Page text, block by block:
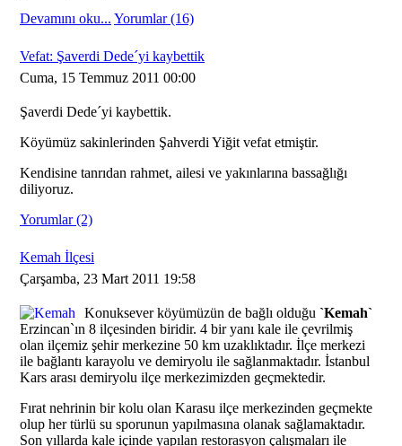
Devamını oku... Yorumlar (16)
Vefat: Şaverdi Dede´yi kaybettik
Cuma, 15 Temmuz 2011 00:00
Şaverdi Dede´yi kaybettik.
Köyümüz sakinlerinden Şahverdi Yiğit vefat etmiştir.
Kendisine tanrıdan rahmet, ailesi ve yakınlarına bassağlığı
diliyoruz.
Yorumlar (2)
Kemah İlçesi
Çarşamba, 23 Mart 2011 19:58
Konuksever köyümüzün de bağlı olduğu `Kemah`
Erzincan`ın 8 ilçesinden biridir. 4 bir yanı kale ile çevrilmiş
olan ilçemiz şehir merkezine 50 km uzaklıktadır. İlçe merkezi
ile bağlantı karayolu ve demiryolu ile sağlanmaktadır. İstanbul
Kars arası demiryolu ilçe merkezimizden geçmektedir.
Fırat nehrinin bir kolu olan Karasu ilçe merkezinden geçmekte
olup her türlü su sporunun yapılmasına olanak sağlamaktadır.
Son yıllarda kale içinde yapılan restorasyon çalışmaları ile